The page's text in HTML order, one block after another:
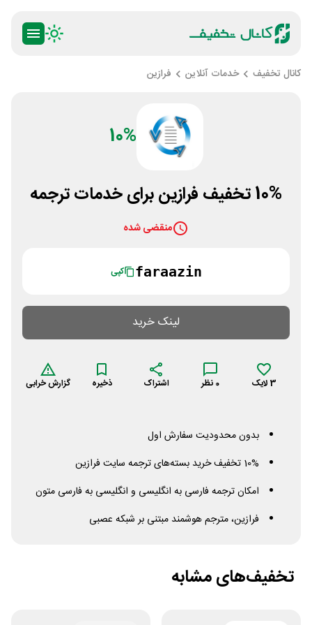
کانال تخفیف خدمات آنلاین فرازین
10%
10% تخفیف فرازین برای خدمات ترجمه
منقضی شده
faraazin کپی
لینک خرید
3 لایک 0 نظر اشتراک ذخیره گزارش خرابی
بدون محدودیت سفارش اول
10% تخفیف خرید بسته‌های ترجمه سایت فرازین
امکان ترجمه فارسی به انگلیسی و انگلیسی به فارسی متون
فرازین، مترجم هوشمند مبتنی بر شبکه عصبی
تخفیف‌های مشابه